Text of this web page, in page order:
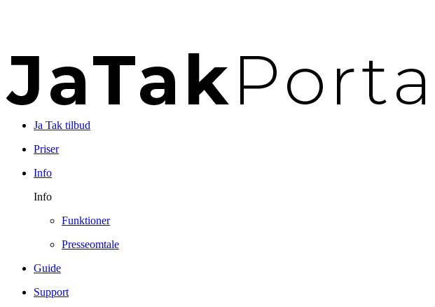
Ja Tak tilbud
Priser
Info
Info
Funktioner
Presseomtale
Guide
Support